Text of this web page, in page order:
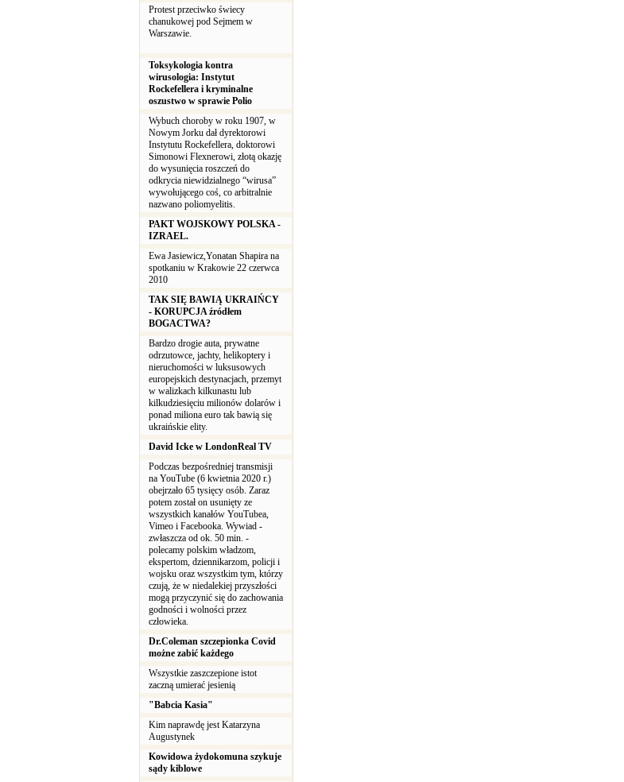
Protest przeciwko świecy
chanukowej pod Sejmem w
Warszawie.
Toksykologia kontra
wirusologia: Instytut
Rockefellera i kryminalne
oszustwo w sprawie Polio
Wybuch choroby w roku 1907, w
Nowym Jorku dał dyrektorowi
Instytutu Rockefellera, doktorowi
Simonowi Flexnerowi, złotą okazję
do wysunięcia roszczeń do
odkrycia niewidzialnego “wirusa”
wywołującego coś, co arbitralnie
nazwano poliomyelitis.
PAKT WOJSKOWY POLSKA -
IZRAEL.
Ewa Jasiewicz,Yonatan Shapira na
spotkaniu w Krakowie 22 czerwca
2010
TAK SIĘ BAWIĄ UKRAIŃCY
- KORUPCJA źródłem
BOGACTWA?
Bardzo drogie auta, prywatne
odrzutowce, jachty, helikoptery i
nieruchomości w luksusowych
europejskich destynacjach, przemyt
w walizkach kilkunastu lub
kilkudziesięciu milionów dolarów i
ponad miliona euro tak bawią się
ukraińskie elity.
David Icke w LondonReal TV
Podczas bezpośredniej transmisji
na YouTube (6 kwietnia 2020 r.)
obejrzało 65 tysięcy osób. Zaraz
potem został on usunięty ze
wszystkich kanałów YouTubea,
Vimeo i Facebooka. Wywiad -
zwłaszcza od ok. 50 min. -
polecamy polskim władzom,
ekspertom, dziennikarzom, policji i
wojsku oraz wszystkim tym, którzy
czują, że w niedalekiej przyszłości
mogą przyczynić się do zachowania
godności i wolności przez
człowieka.
Dr.Coleman szczepionka Covid
możne zabić każdego
Wszystkie zaszczepione istot
zaczną umierać jesienią
"Babcia Kasia"
Kim naprawdę jest Katarzyna
Augustynek
Kowidowa żydokomuna szykuje
sądy kiblowe